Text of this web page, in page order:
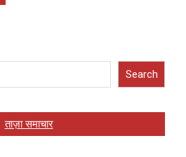
Search
ताज़ा समाचार